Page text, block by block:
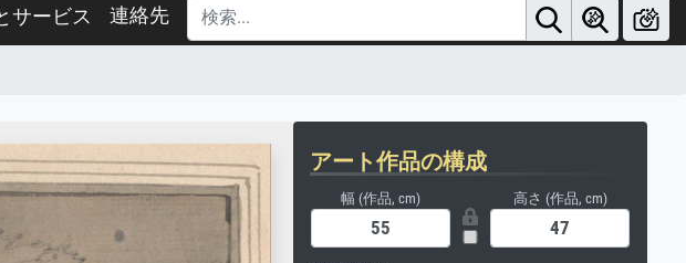
サービス 連絡先
アート作品の構成
幅 (作品, cm) 高さ (作品, cm)